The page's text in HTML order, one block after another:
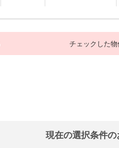
チェックした物
現在の選択条件